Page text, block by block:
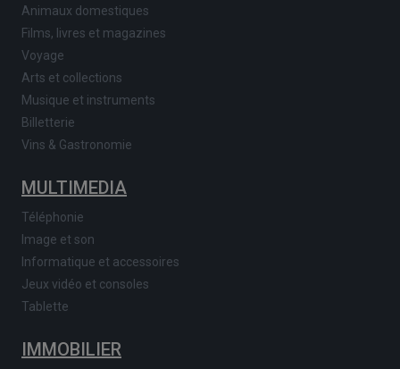
Animaux domestiques
Films, livres et magazines
Voyage
Arts et collections
Musique et instruments
Billetterie
Vins & Gastronomie
MULTIMEDIA
Téléphonie
Image et son
Informatique et accessoires
Jeux vidéo et consoles
Tablette
IMMOBILIER